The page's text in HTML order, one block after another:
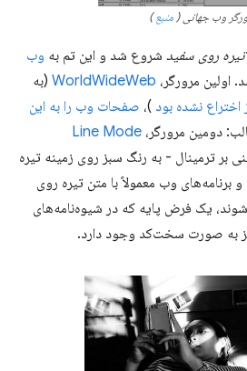
وب جهانی ( منبع)
تیره روی سفید شروع شد و این تم به وب
اولین مرورگر، WorldWideWeb (به
)، صفحات وب را به این
دومین مرورگر، Line Mode
بر ترمینال - به رنگ سبز روی زمینه تیره
وب معمولاً با متن تیره روی
یک فرض پایه که در شیوه‌نامه‌های
به صورت سخت‌کد وجود دارد.